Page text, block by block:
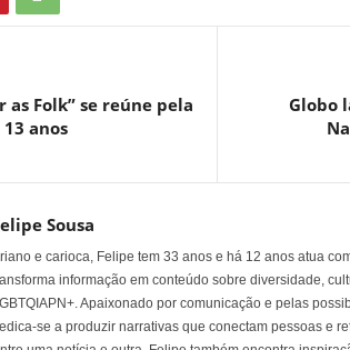
as Folk” se reúne pela
anos
Globo
Sousa
e carioca, Felipe tem 33 anos e há 12 anos atua
informação em conteúdo sobre diversidade,
Apaixonado por comunicação e pelas
se a produzir narrativas que conectam pessoas e